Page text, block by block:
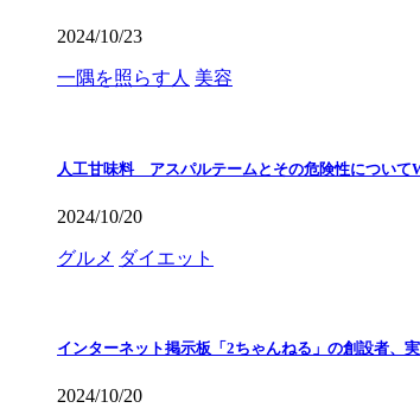
2024/10/23
一隅を照らす人 美容
人工甘味料 アスパルテームとその危険性について
2024/10/20
グルメ ダイエット
インターネット掲示板「2ちゃんねる」の創設者、
2024/10/20